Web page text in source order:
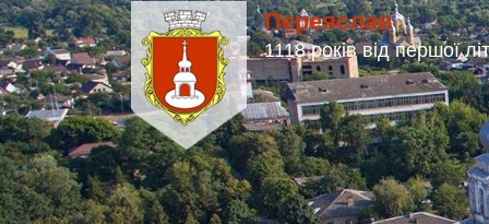
Переяслав
1118 років від першої